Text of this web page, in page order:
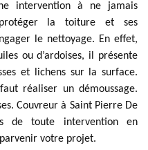
intervention à ne jamais
protéger la toiture et ses
le nettoyage. En effet,
ou d’ardoises, il présente
et lichens sur la surface.
réaliser un démoussage.
Couvreur à Saint Pierre De
de toute intervention en
votre projet.